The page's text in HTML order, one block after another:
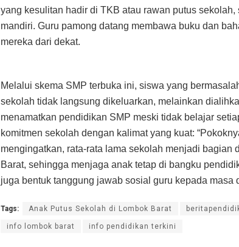
yang kesulitan hadir di TKB atau rawan putus
mandiri. Guru pamong datang membawa buku dan
mereka dari dekat.
Melalui skema SMP terbuka ini, siswa yang
sekolah tidak langsung dikeluarkan, melainkan
menamatkan pendidikan SMP meski tidak belajar
komitmen sekolah dengan kalimat yang kuat:
mengingatkan, rata-rata lama sekolah menjadi bagian
Barat, sehingga menjaga anak tetap di bangku
juga bentuk tanggung jawab sosial guru kepada masa
Tags: Anak Putus Sekolah di Lombok Barat
info lombok barat info pendidikan terkini